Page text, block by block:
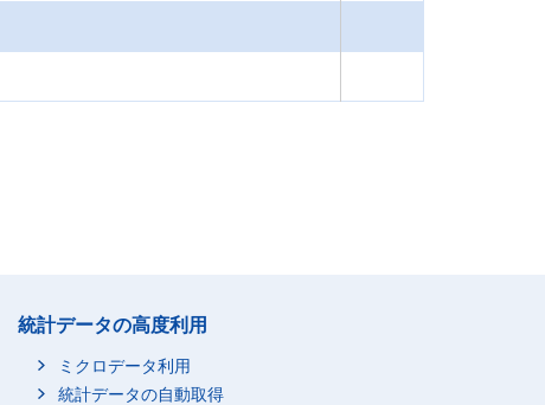
統計データの高度利用
ミクロデータ利用
統計データの自動取得